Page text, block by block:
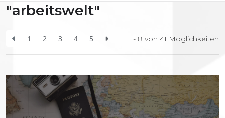
"arbeitswelt"
1 2 3 4 5 1 - 8 von 41 Möglichkeiten